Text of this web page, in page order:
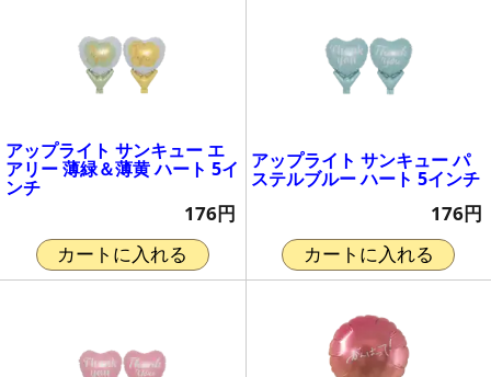
アップライト サンキュー エ
アリー 薄緑＆薄黄 ハート 5イ
ンチ
176円
カートに入れる
アップライト サンキュー パ
ステルブルー ハート 5インチ
176円
カートに入れる